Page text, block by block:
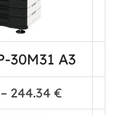
30M31 A3
– 244.34 €